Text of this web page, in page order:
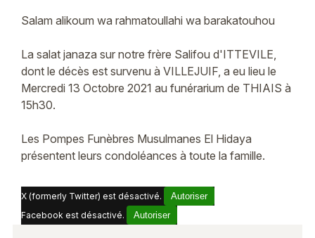
Salam alikoum wa rahmatoullahi wa barakatouhou
La salat janaza sur notre frère Salifou d'ITTEVILE,
dont le décès est survenu à VILLEJUIF, a eu lieu le
Mercredi 13 Octobre 2021 au funérarium de THIAIS à
15h30.
Les Pompes Funèbres Musulmanes El Hidaya
présentent leurs condoléances à toute la famille.
X (formerly Twitter) est désactivé.
Autoriser
Facebook est désactivé.
Autoriser